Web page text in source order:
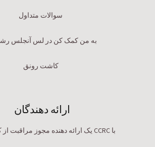
سوالات متداول
به من کمک کن در لس آنجلس
کاشت رونق
ارائه دهندگان
با CCRC یک ارائه دهنده مجوز مراقبت از کودک شوید